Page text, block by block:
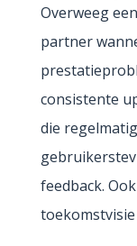
Overweeg
partner
consistente
die
feedback.